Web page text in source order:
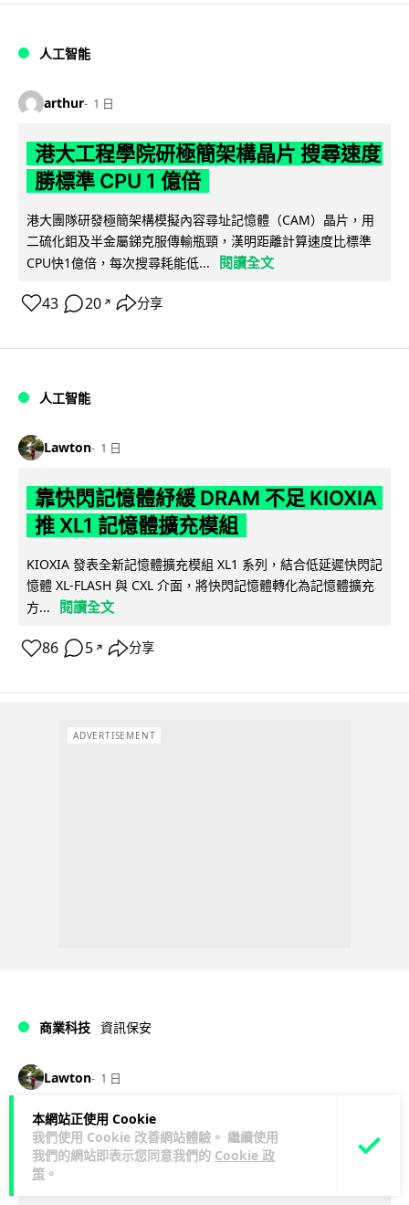
本網站正使用 Cookie
我們使用 Cookie 改善網站體驗。 繼續使用
我們的網站即表示您同意我們的 Cookie 政
策 。
人工智能
arthur 1 日
港大工程學院研極簡架構晶片 搜尋速度
勝標準 CPU 1 億倍
港大團隊研發極簡架構模擬內容尋址記憶體（CAM）晶片，用
二硫化鉬及半金屬銻克服傳輸瓶頸，漢明距離計算速度比標準
CPU快1億倍，每次搜尋耗能低...
閱讀全文
43 20 ↗ 分享
人工智能
Lawton 1 日
靠快閃記憶體紓緩 DRAM 不足 KIOXIA
推 XL1 記憶體擴充模組
KIOXIA 發表全新記憶體擴充模組 XL1 系列，結合低延遲快閃記
憶體 XL-FLASH 與 CXL 介面，將快閃記憶體轉化為記憶體擴充
方...
閱讀全文
86 5 ↗ 分享
ADVERTISEMENT
商業科技 資訊保安
Lawton 1 日
東華學院誤發取錄電郵 全數 11,139 名
申請人一度空歡喜 專家:人為疏忽+系統
防護缺失